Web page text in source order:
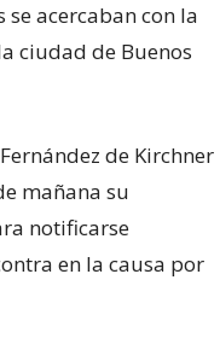
acercaban con la
ciudad de Buenos
de Kirchner
mañana su
notificarse
en la causa por